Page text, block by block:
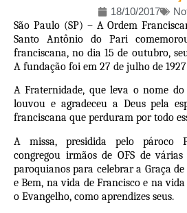
18/10/2017
São Paulo (SP) – A Ordem
Santo Antônio do Pari
franciscana, no dia 15 de outubro,
A fundação foi em 27 de julho de
A Fraternidade, que leva o nome
louvou e agradeceu a Deus pela
franciscana que perduram por todo
A missa, presidida pelo pároco
congregou irmãos de OFS de
paroquianos para celebrar a Graça de
e Bem, na vida de Francisco e na
o Evangelho, como aprendizes seus.